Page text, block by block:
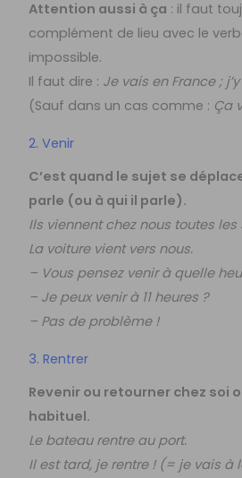
Attention aussi à ça : il faut
complément de lieu avec le verbe
impossible.
Il faut dire : Je vais en France ;
(Sauf dans un cas comme : Ça
2. Venir
C’est quand le sujet se
parle (ou à qui il parle).
Ils viennent chez nous toutes les
La voiture vient vers nous.
– Vous pensez venir à quelle
– Je peux venir à 11 heures ?
– Pas de problème !
3. Rentrer
Revenir ou retourner chez soi
habituel.
Le bateau rentre au port.
Il est tard, je rentre ! (= je vais à